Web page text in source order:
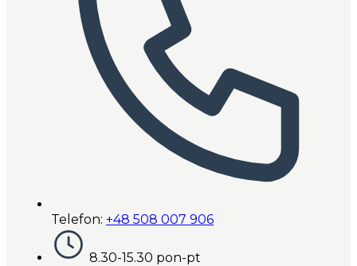
Telefon: +48 508 007 906
8.30-15.30 pon-pt